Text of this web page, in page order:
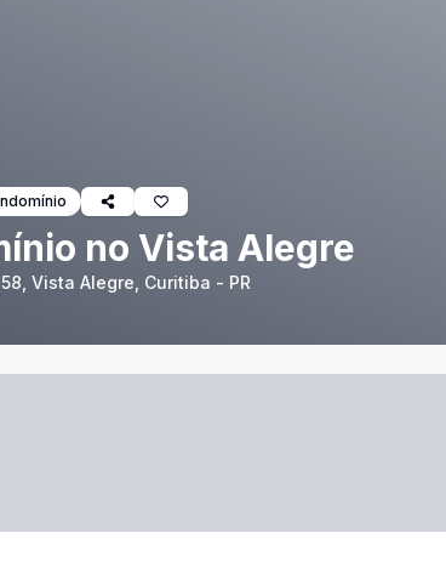
no Vista Alegre
Vista Alegre, Curitiba - PR